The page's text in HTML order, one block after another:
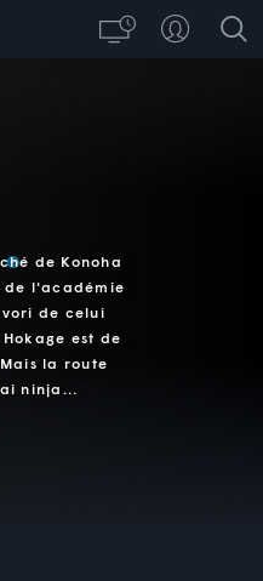
de Konoha
l'académie
de celui
est de
la route
ninja...